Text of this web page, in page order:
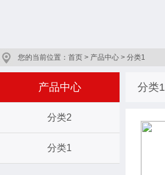
您的当前位置：首页 > 产品中心 > 分类1
产品中心
分类2
分类1
分类1